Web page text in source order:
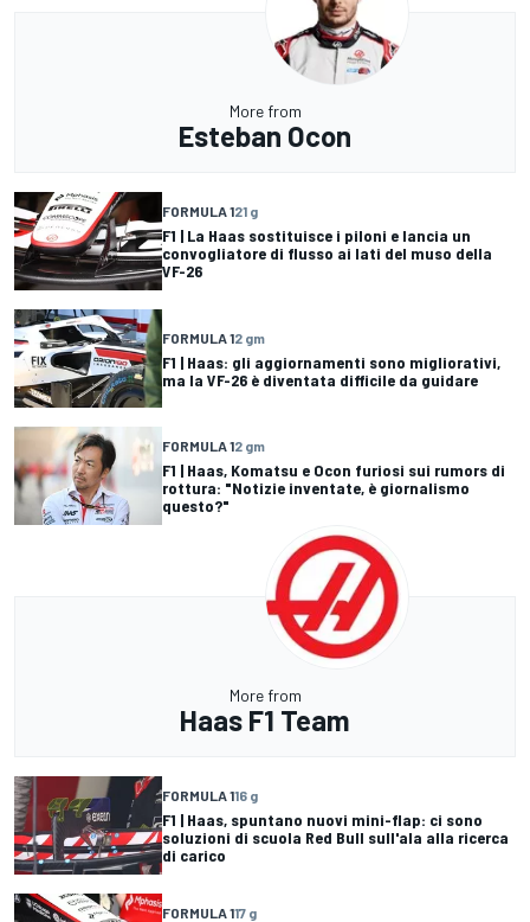
More from
Esteban Ocon
FORMULA 121 g
F1 | La Haas sostituisce i piloni e lancia un
convogliatore di flusso ai lati del muso della
VF-26
FORMULA 12 gm
F1 | Haas: gli aggiornamenti sono migliorativi,
ma la VF-26 è diventata difficile da guidare
FORMULA 12 gm
F1 | Haas, Komatsu e Ocon furiosi sui rumors di
rottura: "Notizie inventate, è giornalismo
questo?"
More from
Haas F1 Team
FORMULA 116 g
F1 | Haas, spuntano nuovi mini-flap: ci sono
soluzioni di scuola Red Bull sull'ala alla ricerca
di carico
FORMULA 117 g